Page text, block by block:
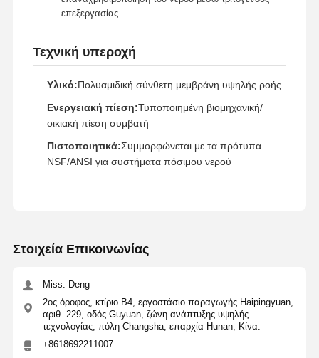
επεξεργασίας
Τεχνική υπεροχή
Υλικό:Πολυαμιδική σύνθετη μεμβράνη υψηλής ροής
Ενεργειακή πίεση:Τυποποιημένη βιομηχανική/
οικιακή πίεση συμβατή
Πιστοποιητικά:Συμμορφώνεται με τα πρότυπα
NSF/ANSI για συστήματα πόσιμου νερού
Στοιχεία Επικοινωνίας
Miss. Deng
2ος όροφος, κτίριο Β4, εργοστάσιο παραγωγής Haipingyuan,
αριθ. 229, οδός Guyuan, ζώνη ανάπτυξης υψηλής
τεχνολογίας, πόλη Changsha, επαρχία Hunan, Κίνα.
+8618692211007